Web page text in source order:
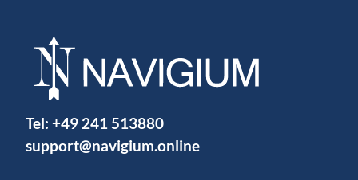
Tel: +49 241 513880
support@navigium.online